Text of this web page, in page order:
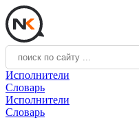
Исполнители
Словарь
Исполнители
Словарь